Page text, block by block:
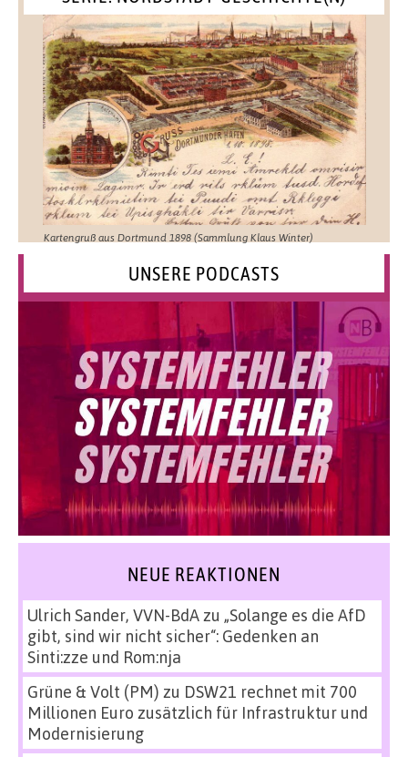
Kartengruß aus Dortmund 1898 (Sammlung Klaus Winter)
UNSERE PODCASTS
NEUE REAKTIONEN
Ulrich Sander, VVN-BdAzu „Solange es die AfD
gibt, sind wir nicht sicher“: Gedenken an
Sinti:zze und Rom:nja
Grüne & Volt (PM) zu DSW21 rechnet mit 700
Millionen Euro zusätzlich für Infrastruktur und
Modernisierung